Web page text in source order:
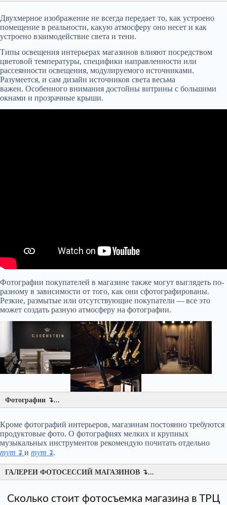
Двухмерное изображение не всегда передает то, как устроено
помещение в реальности, какую атмосферу оно несет и как
устроено взаимодействие света и тени.
Типы освещения интерьерах магазинов влияют посредством
цветовой температуры, специфики направленности или
рассеянности освещения, модулируемого источниками.
Разумеется, и сам дизайн источников света весьма
важен. Особенного внимания достойны витрины с большими
окнами и прозрачные крыши.
Фотографии покупателей в магазине также могут выглядеть по-
разному в зависимости от того, как они сфотографированы.
Резкие, размытые или отсутствующие покупатели — все это
может создать разную атмосферу на фотографии.
Фотографии ↴...
Кроме фотографий интерьеров, магазинам постоянно требуются
продуктовые фото. О фотографиях мелких и крупных
музыкальных инструментов рекомендую почитать отдельно
тут↴ и тут↴.
ГАЛЕРЕИ ФОТОСЕССИЙ МАГАЗИНОВ ↴...
Сколько стоит фотосъемка магазина в ТРЦ